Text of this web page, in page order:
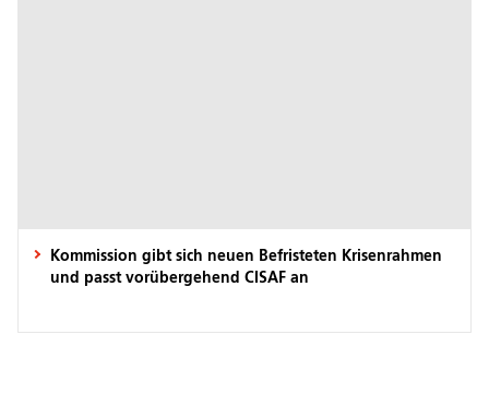
Kommission gibt sich neuen Befristeten Krisenrahmen
und passt vorübergehend CISAF an